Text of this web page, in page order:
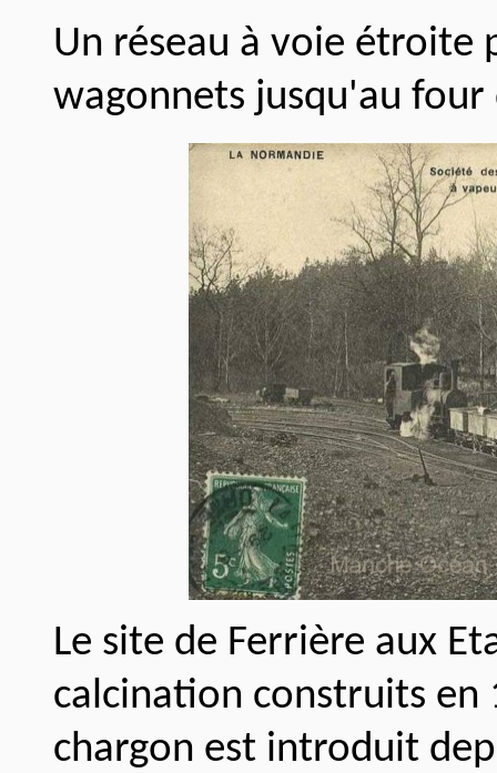
Un réseau à voie étroite
wagonnets jusqu'au four
Le site de Ferrière aux
calcination construits en
chargon est introduit